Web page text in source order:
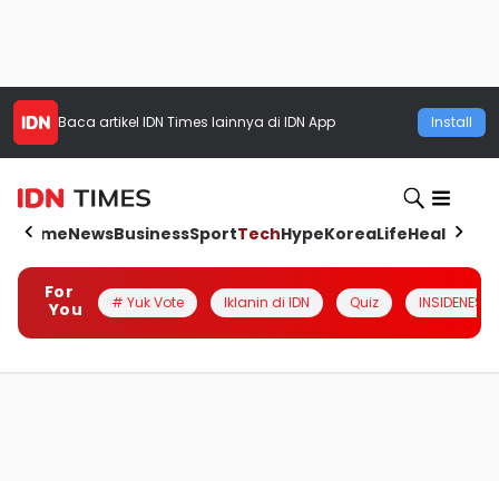
Baca artikel IDN Times lainnya di IDN App Install
HomeNewsBusinessSportTechHypeKoreaLifeHealth
For
You
# Yuk Vote Iklanin di IDN Quiz INSIDENESIA